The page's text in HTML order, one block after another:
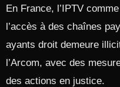
En France, l’IPTV
l’accès à des chaînes
ayants droit demeure
l’Arcom, avec des
des actions en justice.